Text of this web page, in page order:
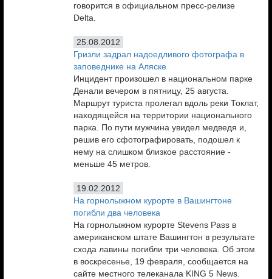
говорится в официальном пресс-релизе
Delta.
25.08.2012
Гризли задрал надоедливого фотографа в
заповеднике на Аляске
Инцидент произошел в национальном парке
Денали вечером в пятницу, 25 августа.
Маршрут туриста пролегал вдоль реки Токлат,
находящейся на территории национального
парка. По пути мужчина увидел медведя и,
решив его сфотографировать, подошел к
нему на слишком близкое расстояние -
меньше 45 метров.
19.02.2012
На горнолыжном курорте в Вашингтоне
погибли два человека
На горнолыжном курорте Stevens Pass в
американском штате Вашингтон в результате
схода лавины погибли три человека. Об этом
в воскресенье, 19 февраля, сообщается на
сайте местного телеканала KING 5 News.